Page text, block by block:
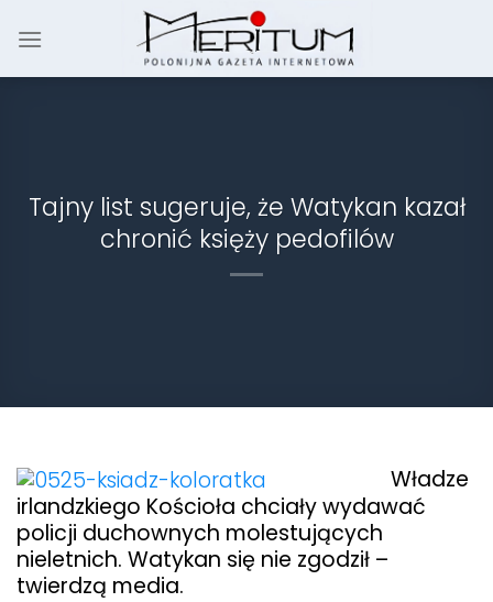
Tajny list sugeruje, że Watykan kazał
chronić księży pedofilów
Władze
irlandzkiego Kościoła chciały wydawać
policji duchownych molestujących
nieletnich. Watykan się nie zgodził –
twierdzą media.